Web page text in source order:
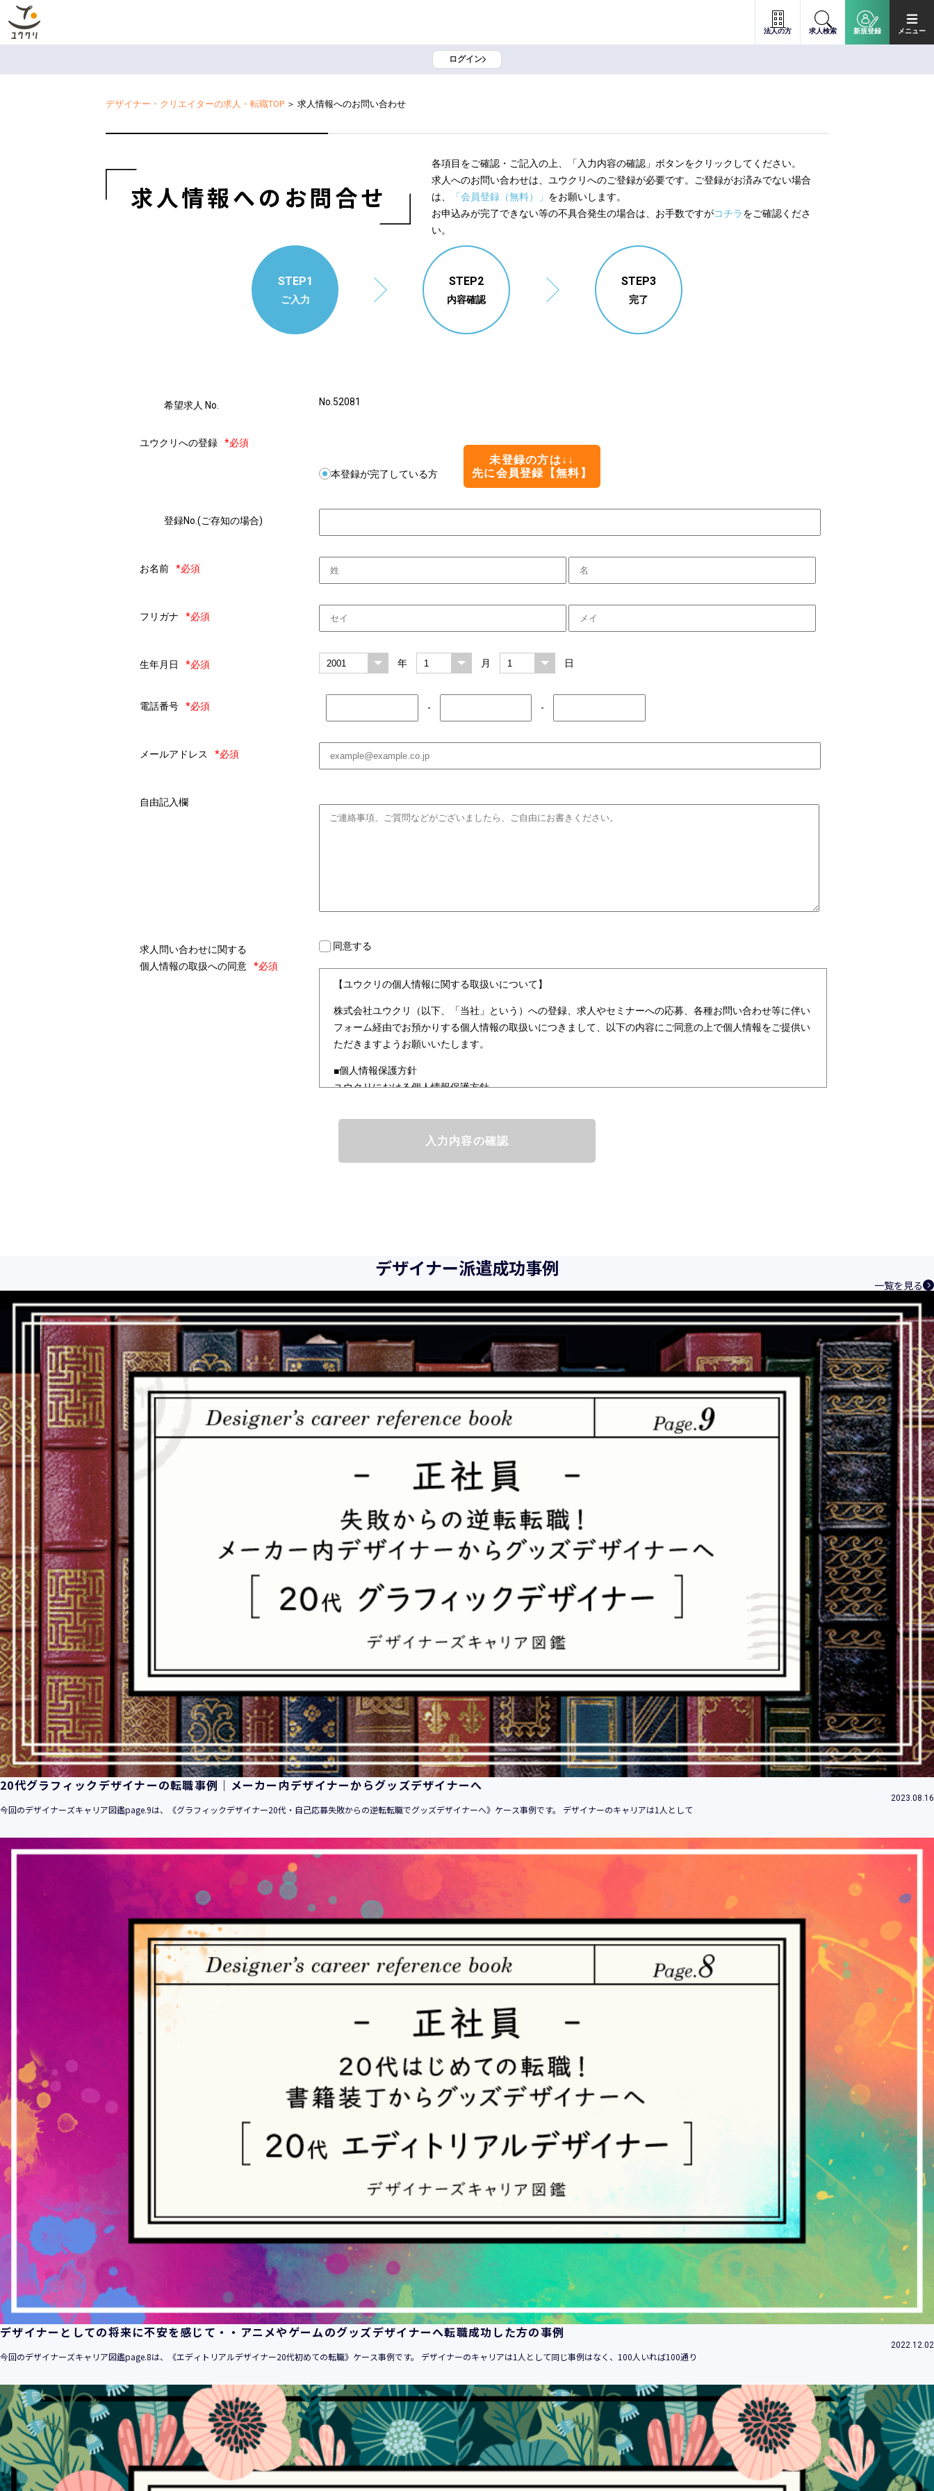
法人の方 求人検索 新規登録 メニュー
ログイン
デザイナー・クリエイターの求人・転職TOP ＞ 求人情報へのお問い合わせ
求人情報へのお問合せ
各項目をご確認・ご記入の上、「入力内容の確認」ボタンをクリックしてください。
求人へのお問い合わせは、ユウクリへのご登録が必要です。ご登録がお済みでない場合
は、
「会員登録（無料）」 をお願いします。
お申込みが完了できない等の不具合発生の場合は、お手数ですがコチラをご確認くださ
い。
STEP1
ご入力
STEP2
内容確認
STEP3
完了
希望求人 No. No.52081
ユウクリへの登録 *必須
本登録が完了している方
未登録の方は↓↓
先に会員登録【無料】
登録No.(ご存知の場合)
お名前 *必須
フリガナ *必須
生年月日 *必須 年 月 日
電話番号 *必須 - -
メールアドレス *必須
自由記入欄
求人問い合わせに関する
個人情報の取扱への同意
*必須
同意する
【ユウクリの個人情報に関する取扱いについて】
株式会社ユウクリ（以下、「当社」という）への登録、求人やセミナーへの応募、各種お問い合わせ等に伴い
フォーム経由でお預かりする個人情報の取扱いにつきまして、以下の内容にご同意の上で個人情報をご提供い
ただきますようお願いいたします。
■個人情報保護方針
ユウクリにおける個人情報保護方針
とし、資質のあるクリエイタ－発掘から、活躍の場の提供、成長支援・育成等、クリエイティブ領域で独創的
なサービスを提供するクリエイターエージェンシーとして事業を行っており、お客様、お取引先関係者の個人
向、社会的要請の変化、経営環境の変動等を常に認識しながら、その継続的改善に、全社を挙げて取り組むこ
当社は、事業の目的に適切な個人情報の取得・利用及び提供を行い、特定された利用目的の達成に必要な範囲
当社は個人情報の取扱いに関する法令、国が定める指針その他の規範を遵守致します。
当社は個人情報の漏えい、滅失、き損などのリスクに対しては、合理的な安全対策を講じて防止する規程、体
制を構築し、継続的に向上させていきます。また、万一の際には速やかに是正措置を講じます。
当社は個人情報取扱いに関する苦情及び相談に対しては、迅速かつ誠実に対応致します。
個人情報保護マネジメントシステムは、当社を取り巻く環境の変化と実情を踏まえ、適時・適切に見直して継
続的に改善をはかっていきます。
株式会社 ユウクリ 個人情報保護管理責任者 安部 洋平
〒151-0073 東京都渋谷区笹塚1-55-7 マルエスファーストビル 7F
メールアドレス：
info@y-create.co.jp
電話番号：03-6712-7970（土日休日を除く9:00～18:00）
平成16年 2月 1日
平成23年 4月 1日 改訂
平成26年 9月10日 改訂
平成27年 6月24日 改訂
平成28年11月 1日 改訂
平成30年 7月 1日 改訂
令和6年 5月 1日 改訂
【個人情報】
株式会社ユウクリ（以下「当社」といいます。）が取得する個人情報とは、個人の識別に係る以下の情報をい
います。
・住所・氏名・電話番号・電子メールアドレス、クレジットカード情報、ログインID、パスワード、ニックネ
ーム、IPアドレス等において、特定の個人を識別できる情報
・当社の運営・提供するサービス（以下総称して「当社サービス」といいます。）において、お客様が、当社
でご利用になったサービスの内容、ご利用日時、ご利用回数などのご利用内容及びご利用履歴に関する情報
【個人情報の取得・収集について】
当社は、以下の方法により、個人情報を取得させていただきます。
当社サービスにおいて、自ら入力された個人情報を、当社は取得・収集させていただきます。
・電子メール、郵便、書面、電話等の手段により取得・収集させていただく方法
収集させていただきます。
・当社等へアクセスされた際に情報を収集させていただく方法
ザや携帯電話の種類、IPアドレスなどの情報を含みます。
【個人情報の利用目的の公表】
当社は、個人情報を次の利用目的の範囲内で利用することを、個人情報の保護に関する法律（個人情報保護
法）第21条第１項及びJISQ15001:2017の附属書A.3.4.2.4に基づき公表します。
＜個人情報の利用目的＞
１．当社のサービスを提供するため
３．当社のサービスの運営・管理のため
４．当社のサービスに関するご案内、お問い合せ等への対応のため
５．当社、その他当社のサービスについての調査・データ集積、改善、研究開発のため
６．当社がおすすめする商品・サービスなどのご案内を送信・送付するため
７．当社とお客様の間での必要な連絡を行うため
８．当社のサービスに関する当社の規約、ポリシー等（以下「規約等」といいます。）に違反する行為に対す
る対応のため
９．当社のサービスに関する規約等の変更などを通知するため
10．その他当社とお客様との間で同意した目的のため
が取り扱う商品・サービスに関するご案内や資料の送付のため
12．上記 １ から １１に附随する目的のため
・登録者情報
1．登録者に対する各種人材サービスの提供（求人情報の提供を含みます。）のため
2．登録者に対する「活躍の場の創造」と「就業の機会の創出」目的の情報提供のため
デザイナー派遣成功事例
一覧を見る
20代グラフィックデザイナーの転職事例｜メーカー内デザイナーからグッズデザイナーへ
2023.08.16
今回のデザイナーズキャリア図鑑page.9は、《グラフィックデザイナー20代・自己応募失敗からの逆転転職でグッズデザイナーへ》ケース事例です。 デザイナーのキャリアは1人として
デザイナーとしての将来に不安を感じて・・アニメやゲームのグッズデザイナーへ転職成功した方の事例
2022.12.02
今回のデザイナーズキャリア図鑑page.8は、《エディトリアルデザイナー20代初めての転職》ケース事例です。 デザイナーのキャリアは1人として同じ事例はなく、100人いれば100通り